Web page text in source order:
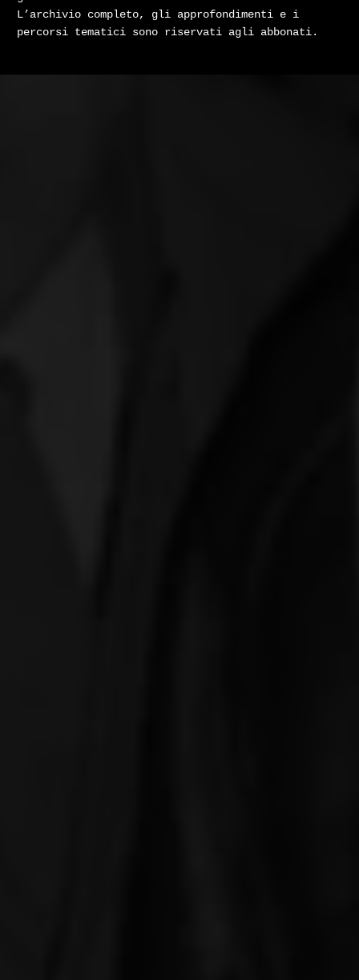
L’archivio completo, gli approfondimenti e i
percorsi tematici sono riservati agli abbonati.